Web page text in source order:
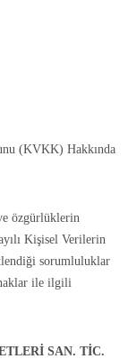
(KVKK) Hakkında
özgürlüklerin
Kişisel Verilerin
sorumluluklar
haklar ile ilgili
SAN. TİC.